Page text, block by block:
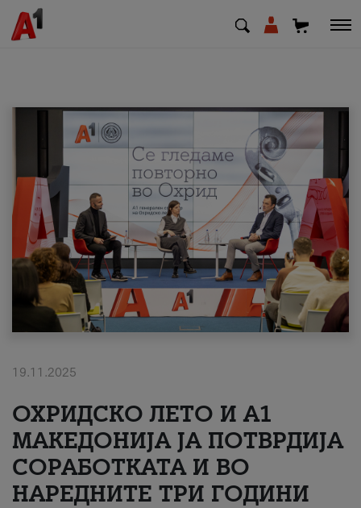
МК SQ
Приватни Деловни
Поддршка
Надополни кредит
#ПодобарОнлајн
19.11.2025
ОХРИДСКО ЛЕТО И A1
МАКЕДОНИЈА ЈА ПОТВРДИЈА
СОРАБОТКАТА И ВО
НАРЕДНИТЕ ТРИ ГОДИНИ